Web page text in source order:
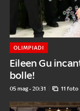
Eileen Gu
bolle!
OLIMPIADI
05 mag - 20:31 11 foto